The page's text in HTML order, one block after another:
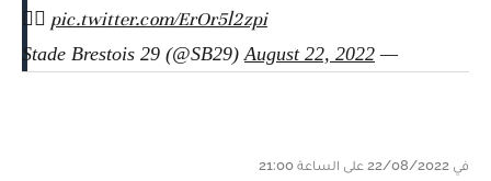
🏴‍☠️ pic.twitter.com/ErOr5l2zpi
— Stade Brestois 29 (@SB29)
August 22, 2022
في 22/08/2022 على الساعة 21:00